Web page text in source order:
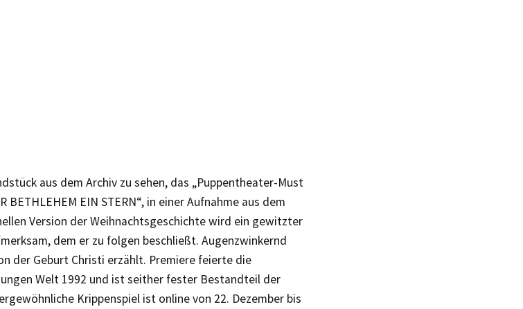
aus dem Archiv zu sehen, das „Puppentheater-Must
BETHLEHEM EIN STERN“, in einer Aufnahme aus dem
Version der Weihnachtsgeschichte wird ein gewitzter
dem er zu folgen beschließt. Augenzwinkernd
der Geburt Christi erzählt. Premiere feierte die
Welt 1992 und ist seither fester Bestandteil der
Krippenspiel ist online von 22. Dezember bis